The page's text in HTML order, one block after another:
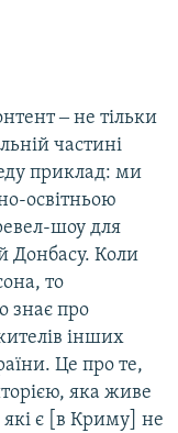
‒ не тільки
частині
приклад: ми
освітньою
шоу для
й Донбасу. Коли
то
знає про
інших
Це про те,
яка живе
є [в Криму] не